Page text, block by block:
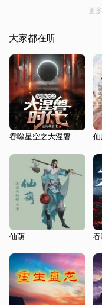
更
大家都在听
吞噬星空之大涅磐时代
仙葫